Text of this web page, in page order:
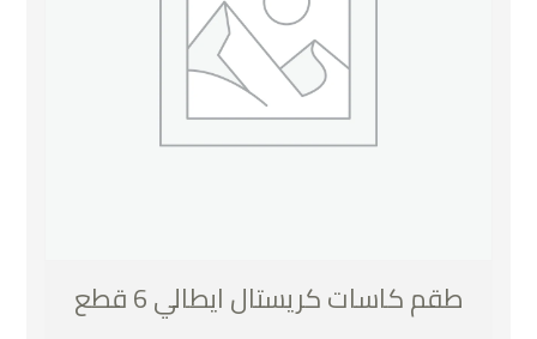
طقم كاسات كريستال ايطالي 6 قطع